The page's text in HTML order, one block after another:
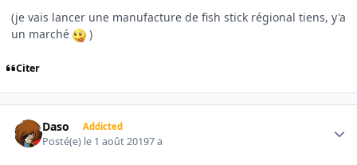
(je vais lancer une manufacture de fish stick régional tiens, y'a
un marché
)
Citer
Daso Addicted
Posté(e) le 1 août 20197 a